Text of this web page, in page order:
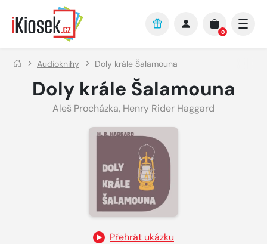
Přejít na hlavní obsah
0
Audioknihy Doly krále Šalamouna
Doly krále Šalamouna
Aleš Procházka, Henry Rider Haggard
Přehrát ukázku